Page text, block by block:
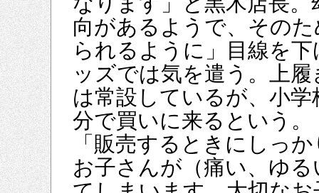
向があるようで、その
られるように」目線を
ッズでは気を遣う。上
は常設しているが、小
分で買いに来るという。
「販売するときにしっ
お子さんが（痛い、ゆ